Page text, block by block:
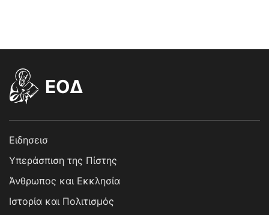
EOΔ
Ειδησεισ
Υπεράσπιση της Πίστης
Άνθρωπος και Εκκλησία
Ιστορία και Πολιτισμός